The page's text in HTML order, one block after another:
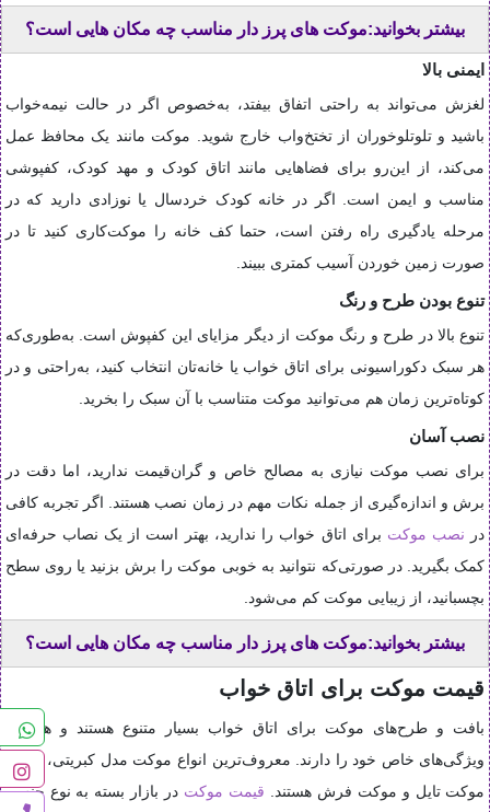
بیشتر بخوانید:موکت های پرز دار مناسب چه مکان هایی است؟
ایمنی بالا
لغزش می‌تواند به‌ راحتی اتفاق بیفتد، به‌خصوص اگر در حالت نیمه‌خواب
باشید و تلوتلوخوران از تختخ‌واب خارج شوید. موکت مانند یک محافظ عمل
می‌کند، از این‌رو برای فضاهایی مانند اتاق کودک و مهد کودک، کفپوشی
مناسب و ایمن است. اگر در خانه کودک خردسال یا نوزادی دارید که در
مرحله یادگیری راه رفتن است، حتما کف خانه را موکت‌کاری کنید تا در
صورت زمین خوردن آسیب کمتری ببیند.
تنوع بودن طرح و رنگ
تنوع بالا در طرح و رنگ موکت از دیگر مزایای این کفپوش است. به‌طوری‌که
هر سبک دکوراسیونی برای اتاق خواب یا خانه‌تان انتخاب کنید، به‌راحتی و در
کوتاه‌ترین زمان هم می‌توانید موکت متناسب با آن سبک را بخرید.
نصب آسان
برای نصب موکت نیازی به مصالح خاص و گران‌قیمت ندارید، اما دقت در
برش و اندازه‌گیری از جمله نکات مهم در زمان نصب هستند. اگر تجربه کافی
در نصب موکت برای اتاق خواب را ندارید، بهتر است از یک نصاب حرفه‌ای
کمک بگیرید. در صورتی‌که نتوانید به‌ خوبی موکت را برش بزنید یا روی سطح
بچسبانید، از زیبایی موکت کم می‌شود.
بیشتر بخوانید:موکت های پرز دار مناسب چه مکان هایی است؟
قیمت موکت برای اتاق خواب
بافت و طرح‌های موکت برای اتاق خواب بسیار متنوع هستند و هرکدام
ویژگی‌های خاص خود را دارند. معروف‌ترین انواع موکت‌ مدل کبریتی، ساده،
موکت تایل و موکت فرش هستند. قیمت موکت در بازار بسته به نوع جنس،